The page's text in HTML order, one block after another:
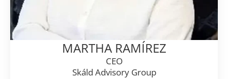
MARTHA RAMÍREZ
CEO
Skáld Advisory Group